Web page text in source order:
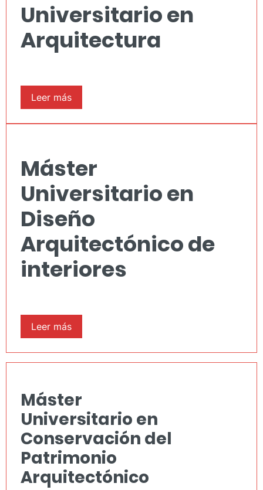
Universitario en
Arquitectura
Leer más
Máster
Universitario en
Diseño
Arquitectónico de
interiores
Leer más
Máster
Universitario en
Conservación del
Patrimonio
Arquitectónico